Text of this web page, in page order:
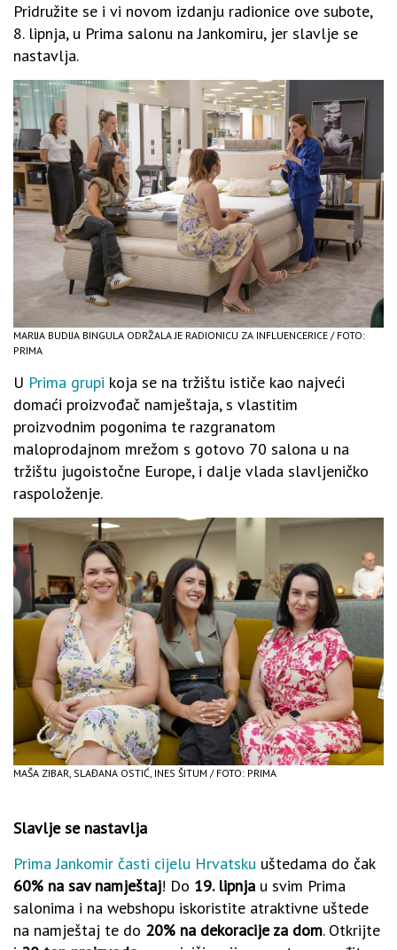
Pridružite se i vi novom izdanju radionice ove subote,
8. lipnja, u Prima salonu na Jankomiru, jer slavlje se
nastavlja.
MARIJA BUDIJA BINGULA ODRŽALA JE RADIONICU ZA INFLUENCERICE / FOTO:
PRIMA
U Prima grupi koja se na tržištu ističe kao najveći
domaći proizvođač namještaja, s vlastitim
proizvodnim pogonima te razgranatom
maloprodajnom mrežom s gotovo 70 salona u na
tržištu jugoistočne Europe, i dalje vlada slavljeničko
raspoloženje.
MAŠA ZIBAR, SLAĐANA OSTIĆ, INES ŠITUM / FOTO: PRIMA
Slavlje se nastavlja
Prima Jankomir časti cijelu Hrvatsku uštedama do čak
60% na sav namještaj! Do 19. lipnja u svim Prima
salonima i na webshopu iskoristite atraktivne uštede
na namještaj te do 20% na dekoracije za dom. Otkrijte